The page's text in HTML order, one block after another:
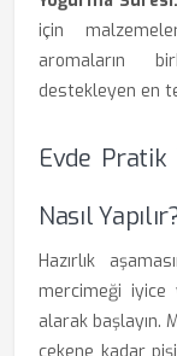
için
aromaların
destekleyen en
Evde
Nasıl
Hazırlık
mercimeği iyice
alarak başlayın.